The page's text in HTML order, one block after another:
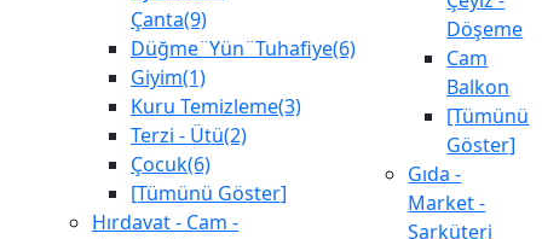
Çanta(9)
Düğme¨Yün¨Tuhafiye(6)
Giyim(1)
Kuru Temizleme(3)
Terzi - Ütü(2)
Çocuk(6)
[Tümünü Göster]
Hırdavat - Cam -
Döşeme
Cam
Balkon
[Tümünü
Göster]
Gıda -
Market -
Şarküteri